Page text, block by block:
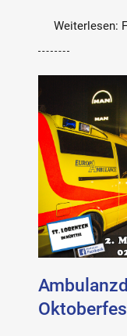
Weiterlesen: